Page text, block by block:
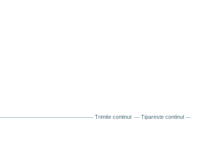
Trimite continut Tipareste continut